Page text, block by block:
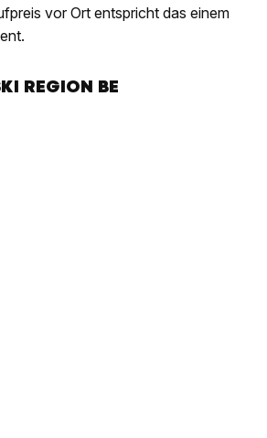
vor Ort entspricht das einem
REGION BE